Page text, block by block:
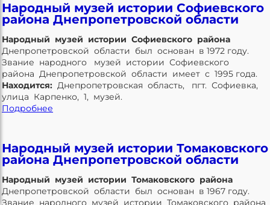
Народный музей истории Софиевского
района Днепропетровской области
Народный музей истории Софиевского района
Днепропетровской области был основан в 1972 году.
Звание народного музей истории Софиевского
района Днепропетровской области имеет с 1995 года.
Находится: Днепропетровская область, пгт. Софиевка,
улица Карпенко, 1, музей.
Подробнее
Народный музей истории Томаковского
района Днепропетровской области
Народный музей истории Томаковского района
Днепропетровской области был основан в 1967 году.
Звание народного музей истории Томаковского района